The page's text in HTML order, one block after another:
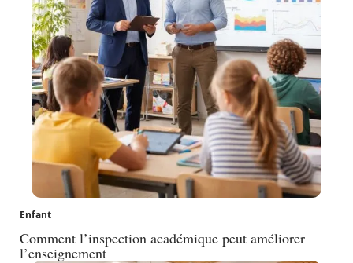
Enfant
Comment l’inspection académique peut améliorer
l’enseignement